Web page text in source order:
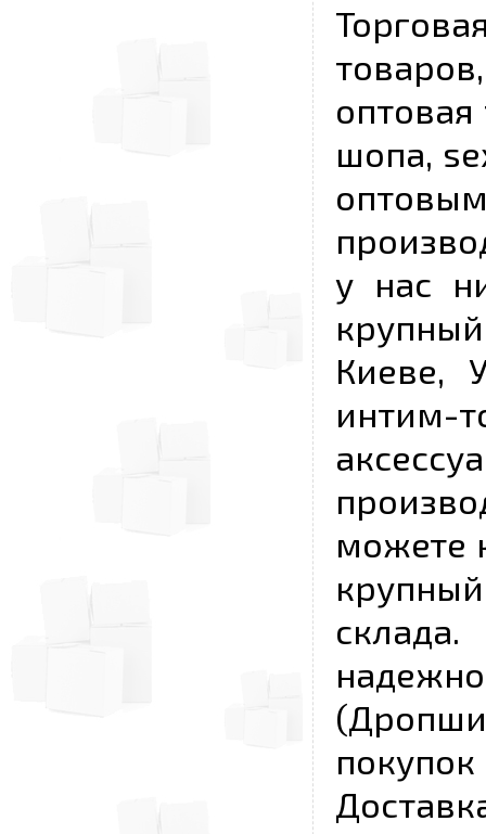
шопа,
у нас
Киеве,
можете